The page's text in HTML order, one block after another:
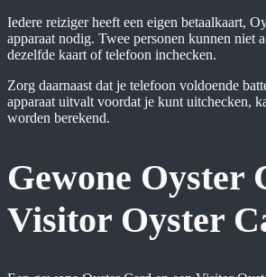
Iedere reiziger heeft een eigen betaalkaart,
apparaat nodig. Twee personen kunnen niet
dezelfde kaart of telefoon inchecken.
Zorg daarnaast dat je telefoon voldoende
apparaat uitvalt voordat je kunt uitchecken,
worden berekend.
Gewone Oyster
Visitor Oyster